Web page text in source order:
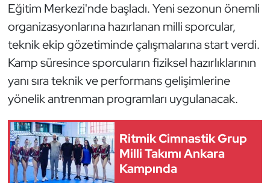
Eğitim Merkezi'nde başladı. Yeni sezonun önemli
organizasyonlarına hazırlanan milli sporcular,
teknik ekip gözetiminde çalışmalarına start verdi.
Kamp süresince sporcuların fiziksel hazırlıklarının
yanı sıra teknik ve performans gelişimlerine
yönelik antrenman programları uygulanacak.
Ritmik Cimnastik Grup
Milli Takımı Ankara
Kampında
E-Spor
Eskrim
Futbol
Genel
Golf